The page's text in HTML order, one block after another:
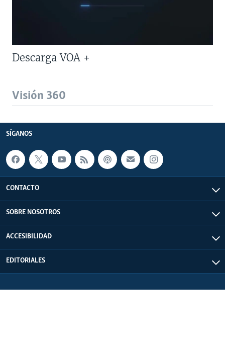
Descarga VOA +
Visión 360
SÍGANOS
CONTACTO
SOBRE NOSOTROS
ACCESIBILIDAD
EDITORIALES